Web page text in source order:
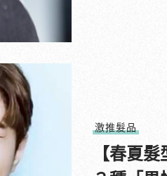
激推髮品
【春夏